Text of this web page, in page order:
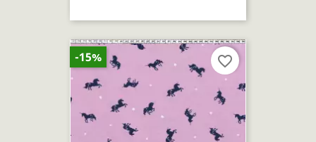
-15% favorite_border